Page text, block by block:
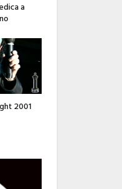
a
2001